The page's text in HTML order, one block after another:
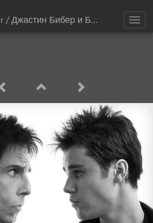
/Джастин Бибер и Бен Стиллер